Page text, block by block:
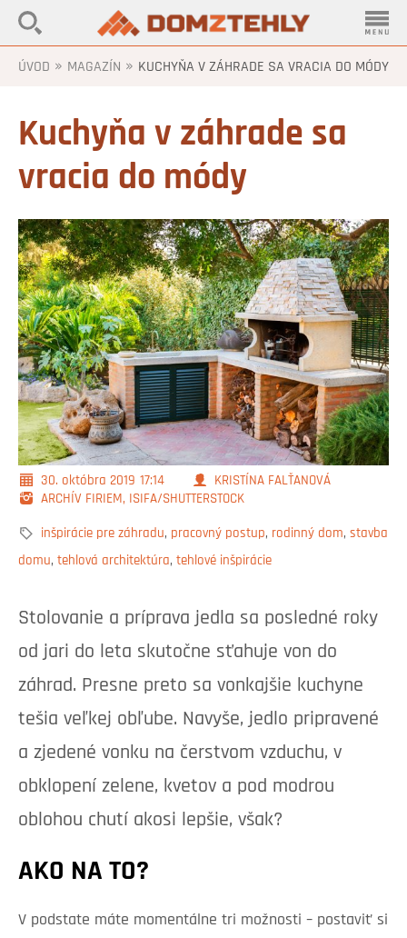
ÚVOD » MAGAZÍN » KUCHYŇA V ZÁHRADE SA VRACIA DO MÓDY
Kuchyňa v záhrade sa
vracia do módy
30. októbra 2019 17:14
KRISTÍNA FALŤANOVÁ
ARCHÍV FIRIEM, ISIFA/SHUTTERSTOCK
inšpirácie pre záhradu, pracovný postup, rodinný dom, stavba
domu, tehlová architektúra, tehlové inšpirácie
Stolovanie a príprava jedla sa posledné roky
od jari do leta skutočne sťahuje von do
záhrad. Presne preto sa vonkajšie kuchyne
tešia veľkej obľube. Navyše, jedlo pripravené
a zjedené vonku na čerstvom vzduchu, v
obklopení zelene, kvetov a pod modrou
oblohou chutí akosi lepšie, však?
AKO NA TO?
V podstate máte momentálne tri možnosti – postaviť si